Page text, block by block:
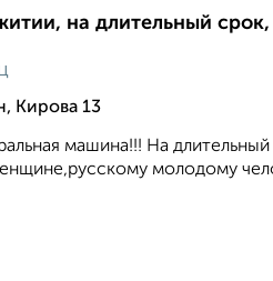
на длительный
Кирова 13
машина!!! На
молодому